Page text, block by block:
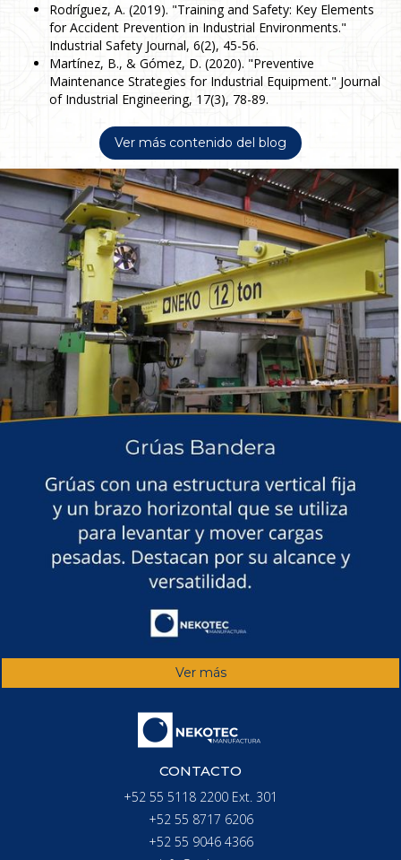
Rodríguez, A. (2019). "Training and Safety: Key Elements
for Accident Prevention in Industrial Environments."
Industrial Safety Journal, 6(2), 45-56.
Martínez, B., & Gómez, D. (2020). "Preventive
Maintenance Strategies for Industrial Equipment." Journal
of Industrial Engineering, 17(3), 78-89.
Ver más contenido del blog
Ver más
CONTACTO
+52 55 5118 2200 Ext. 301
+52 55 8717 6206
+52 55 9046 4366